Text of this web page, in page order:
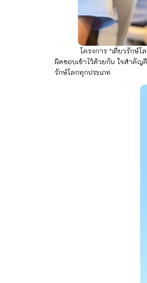
โครงการ “เที่ยวรักษ์โลก”
ผิดชอบเข้าไว้ด้วยกัน ใจสำคัญ
รักษ์โลกทุกประเภท